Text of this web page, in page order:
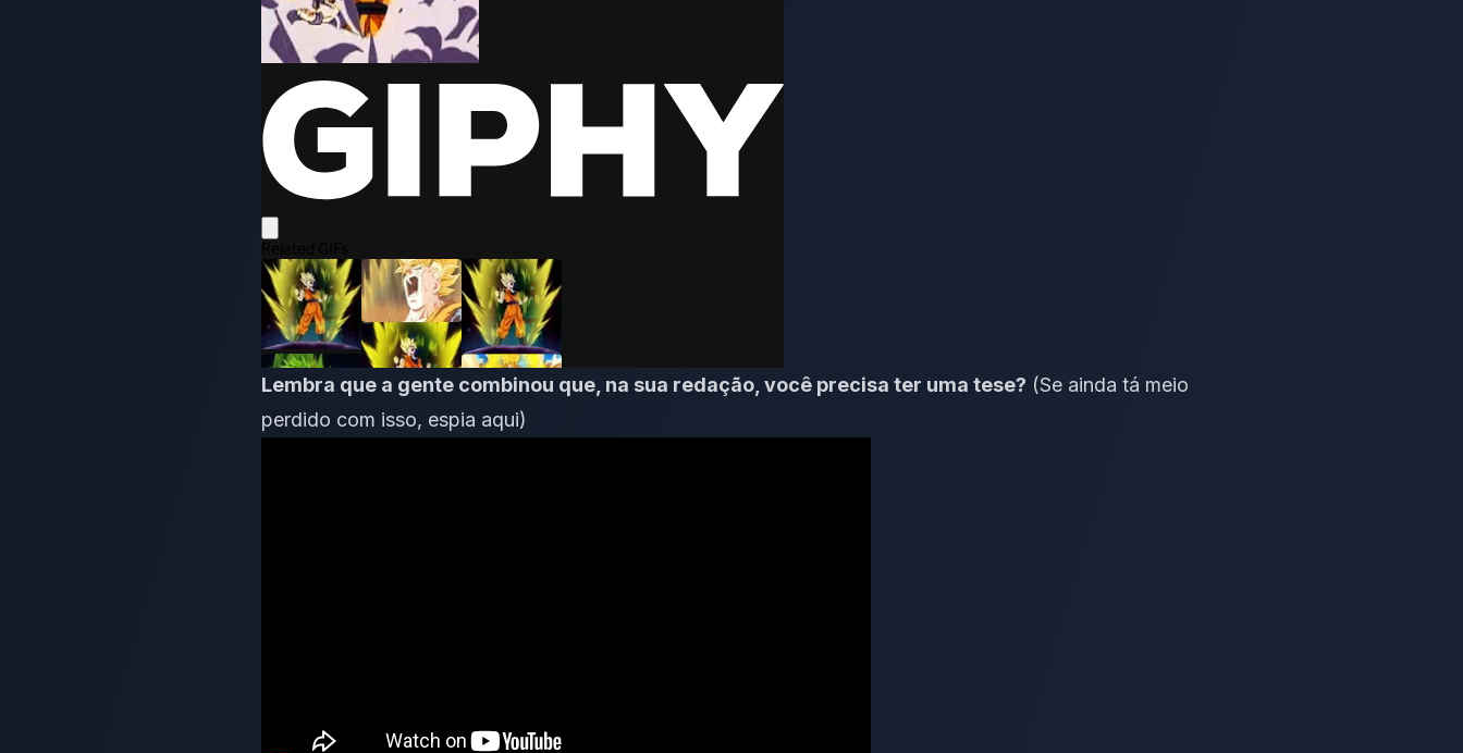
Lembra que a gente combinou que, na sua redação, você precisa ter uma tese? (Se ainda tá meio
perdido com isso, espia aqui)